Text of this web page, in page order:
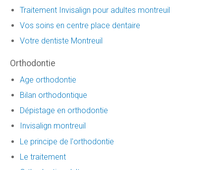
Traitement Invisalign pour adultes montreuil
Vos soins en centre place dentaire
Votre dentiste Montreuil
Orthodontie
Age orthodontie
Bilan orthodontique
Dépistage en orthodontie
Invisalign montreuil
Le principe de l'orthodontie
Le traitement